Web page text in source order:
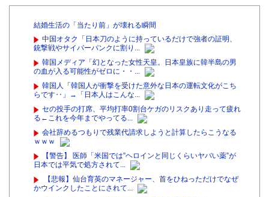
結婚生活の「当たり前」が壊れる瞬間
中国オタク「日本刀のように持っているだけで強者の証明、
銃撃戦やサイバーパンクに割り...
韓国メディア「幻となった女性天皇。日本皇族に韓半島の男
の血が入る可能性がゼロに・・...
韓国人「韓国人が衝撃を受けた意外な日本の運転文化がこち
らです‥」→「日本人はこんな...
セの投手の打席、平均打率0割台ケガのリスクあり走って疲れ
る←これを今年までやってる...
会社辞めるつもりで残業代請求しようと計算したらこうなる
ｗｗｗ
【警告】 医師「米国では”ヘロインと同じくらいヤバい薬”が
日本では平気で処方されて...
【悲報】仙台育英のマネージャー、首をひねっただけでなぜ
かウインクしたことにされて...